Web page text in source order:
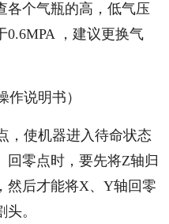
各个气瓶的高，低气压
0.6MPA ，建议更换气
作说明书）
，使机器进入待命状态
回零点时，要先将Z轴归
然后才能将X、Y轴回零
。